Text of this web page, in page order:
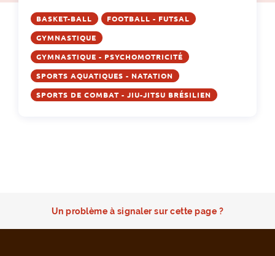
BASKET-BALL FOOTBALL - FUTSAL
GYMNASTIQUE
GYMNASTIQUE - PSYCHOMOTRICITÉ
SPORTS AQUATIQUES - NATATION
SPORTS DE COMBAT - JIU-JITSU BRÉSILIEN
Un problème à signaler sur cette page ?